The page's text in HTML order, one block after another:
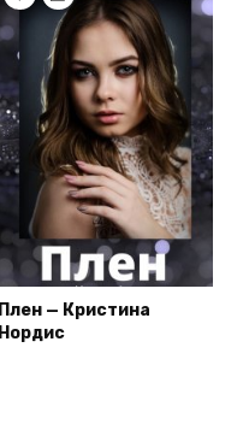
Плен — Кристина
Нордис